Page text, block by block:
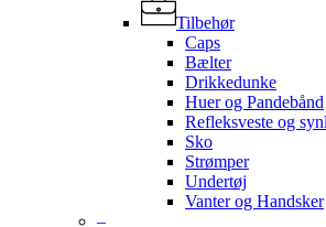
Tilbehør
Caps
Bælter
Drikkedunke
Huer og Pandebånd
Refleksveste og
Sko
Strømper
Undertøj
Vanter og Handsker
–